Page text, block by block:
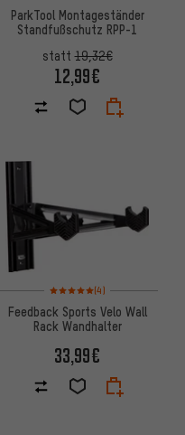
ParkTool Montageständer
Standfußschutz RPP-1
statt19,32€
12,99€
auf 2 Bewertungen
Bewertungen: 5 von 5
(4)
Feedback Sports Velo Wall
Rack Wandhalter
33,99€